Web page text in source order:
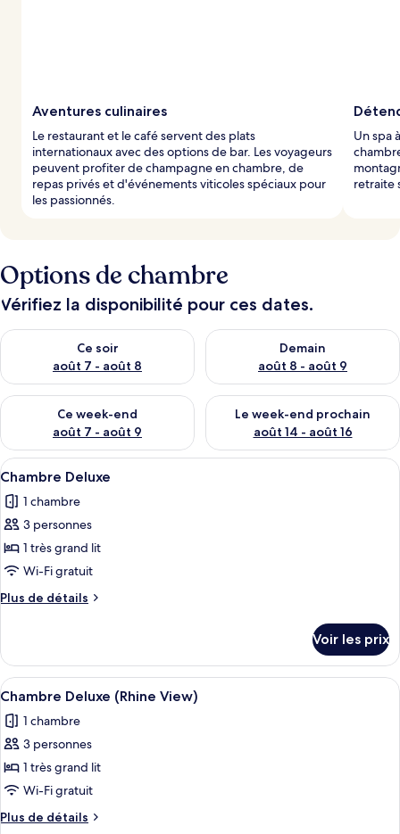
Aventures culinaires
Le restaurant et le café servent des plats
internationaux avec des options de bar. Les voyageurs
peuvent profiter de champagne en chambre, de
repas privés et d'événements viticoles spéciaux pour
les passionnés.
Un spa
retraite
Options de chambre
Vérifiez la disponibilité pour ces dates.
Ce soir
août 7 - août 8
Vérifier la disponibilité pour ce soir août 7 - août 8
Demain
août 8 - août 9
Vérifier la disponibilité pour
Ce week-end
août 7 - août 9
Vérifier la disponibilité pour ce week-end août 7 - août 9
Le week-end prochain
août 14 - août 16
Vérifier la disponibilité pour
Afficher
toutes
les
photos
pour
ce
type
de
Chambre
Deluxe
Une salle de bain moderne avec un
3
Chambre Deluxe
1 chambre
3 personnes
1 très grand lit
Wi-Fi gratuit
Plus de détails
Plus
le
type
de
Chambre
Deluxe
Voir les prix
Afficher
toutes
les
photos
pour
ce
type
de
Une chambre d’hôtel équipée d’un
4
Chambre Deluxe (Rhine View)
1 chambre
3 personnes
1 très grand lit
Wi-Fi gratuit
Plus de détails
Plus